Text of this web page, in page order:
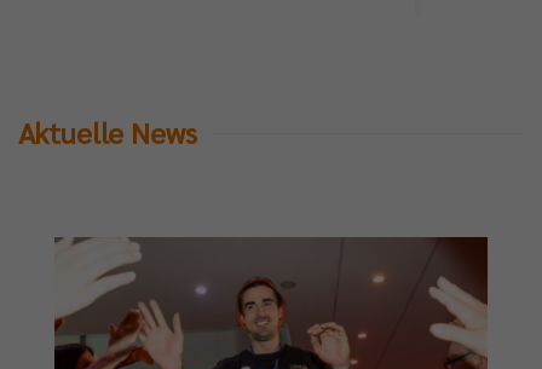
Aktuelle News